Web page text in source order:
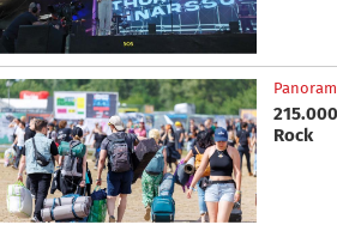
Rock